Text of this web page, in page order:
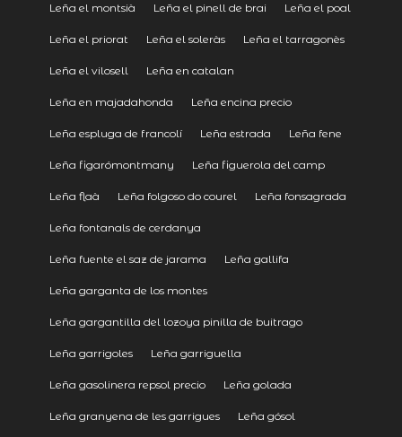
Leña el montsià Leña el pinell de brai Leña el poal
Leña el priorat Leña el soleràs Leña el tarragonès
Leña el vilosell Leña en catalan
Leña en majadahonda Leña encina precio
Leña espluga de francolí Leña estrada Leña fene
Leña figarómontmany Leña figuerola del camp
Leña flaà Leña folgoso do courel Leña fonsagrada
Leña fontanals de cerdanya
Leña fuente el saz de jarama Leña gallifa
Leña garganta de los montes
Leña gargantilla del lozoya pinilla de buitrago
Leña garrigoles Leña garriguella
Leña gasolinera repsol precio Leña golada
Leña granyena de les garrigues Leña gósol